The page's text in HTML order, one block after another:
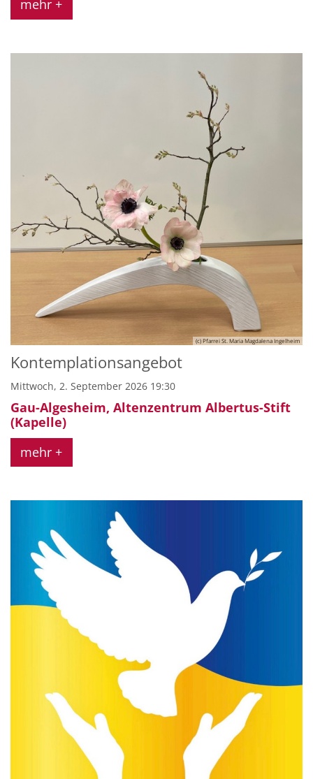
mehr +
(c) Pfarrei St. Maria Magdalena Ingelheim
Kontemplationsangebot
Mittwoch, 2. September 2026 19:30
Gau-Algesheim, Altenzentrum Albertus-Stift
(Kapelle)
mehr +